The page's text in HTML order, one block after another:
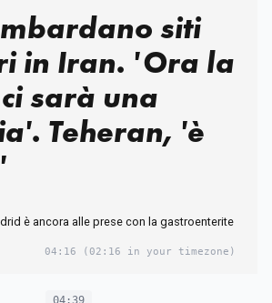
siti
in Iran. 'Ora la
sarà una
Teheran, 'è
è ancora alle prese con la gastroenterite
04:16 (02:16 in your timezone)
04:39